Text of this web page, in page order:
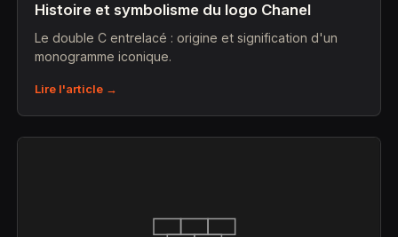
Histoire et symbolisme du logo Chanel
Le double C entrelacé : origine et signification d'un
monogramme iconique.
Lire l'article →